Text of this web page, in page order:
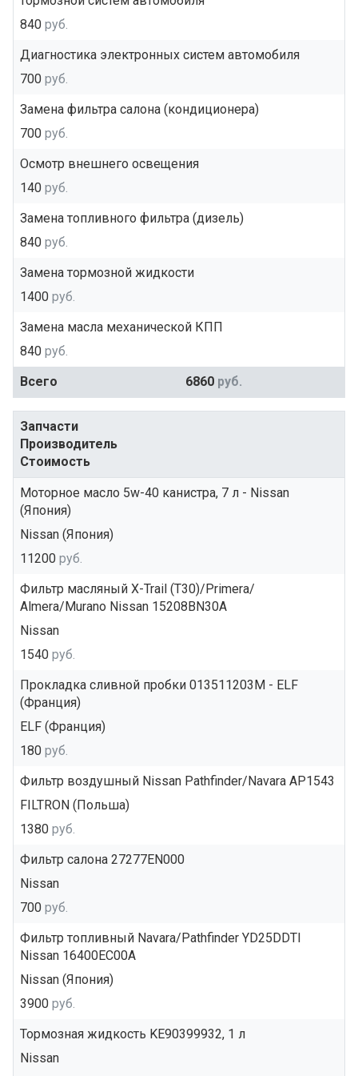
840 руб.
Диагностика электронных систем автомобиля
700 руб.
Замена фильтра салона (кондиционера)
700 руб.
Осмотр внешнего освещения
140 руб.
Замена топливного фильтра (дизель)
840 руб.
Замена тормозной жидкости
1400 руб.
Замена масла механической КПП
840 руб.
Всего
6860 руб.
Запчасти
Производитель
Стоимость
Моторное масло 5w-40 канистра, 7 л - Nissan
(Япония)
Nissan (Япония)
11200 руб.
Фильтр масляный X-Trail (T30)/Primera/
Almera/Murano Nissan 15208BN30A
Nissan
1540 руб.
Прокладка сливной пробки 013511203M - ELF
(Франция)
ELF (Франция)
180 руб.
Фильтр воздушный Nissan Pathfinder/Navara AP1543
FILTRON (Польша)
1380 руб.
Фильтр салона 27277EN000
Nissan
700 руб.
Фильтр топливный Navara/Pathfinder YD25DDTI
Nissan 16400EC00A
Nissan (Япония)
3900 руб.
Тормозная жидкость KE90399932, 1 л
Nissan